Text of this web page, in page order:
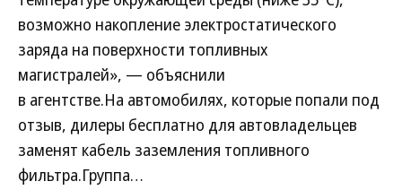
возможно накопление электростатического
заряда на поверхности топливных
магистралей», — объяснили
в агентстве.На автомобилях, которые попали под
отзыв, дилеры бесплатно для автовладельцев
заменят кабель заземления топливного
фильтра.Группа…